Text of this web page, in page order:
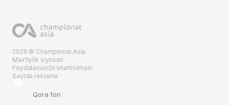
2026 © Championat.Asia
Maxfiylik siyosati
Foydalanuvchi shartnomasi
Saytda reklama
Qora fon